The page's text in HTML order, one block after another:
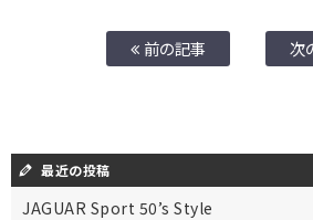
前の記事 次
最近の投稿
JAGUAR Sport 50’s Style